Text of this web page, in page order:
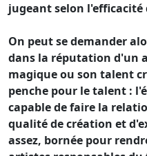
jugeant selon
On peut se demander
dans la réputation d'un
magique ou son talent
penche pour le talent :
capable de faire la
qualité de création et
assez, bornée pour